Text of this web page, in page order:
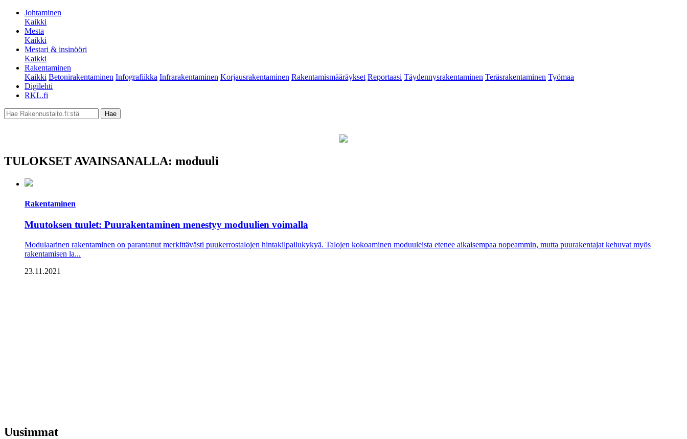
Johtaminen
Kaikki
Mesta
Kaikki
Mestari & insinööri
Kaikki
Rakentaminen
Kaikki Betonirakentaminen Infografiikka Infrarakentaminen Korjausrakentaminen Rakentamismääräykset Reportaasi Täydennysrakentaminen Teräsrakentaminen Työmaa
Digilehti
RKL.fi
TULOKSET AVAINSANALLA: moduuli
Rakentaminen
Muutoksen tuulet: Puurakentaminen menestyy moduulien voimalla
Modulaarinen rakentaminen on parantanut merkittävästi puukerrostalojen hintakilpailukykyä. Talojen kokoaminen moduuleista etenee aikaisempaa nopeammin, mutta puurakentajat kehuvat myös
rakentamisen la...
23.11.2021
Uusimmat